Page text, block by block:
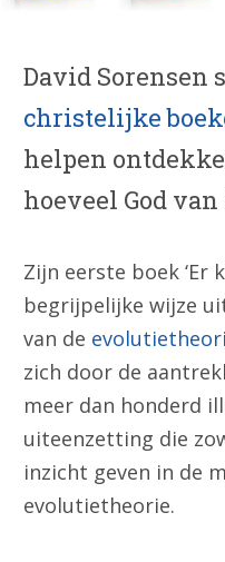
David Sorensen
christelijke
helpen
hoeveel God
Zijn eerste boek ‘Er
begrijpelijke wijze
van de
zich door de
meer dan honderd
uiteenzetting die
inzicht geven in de
evolutietheorie.